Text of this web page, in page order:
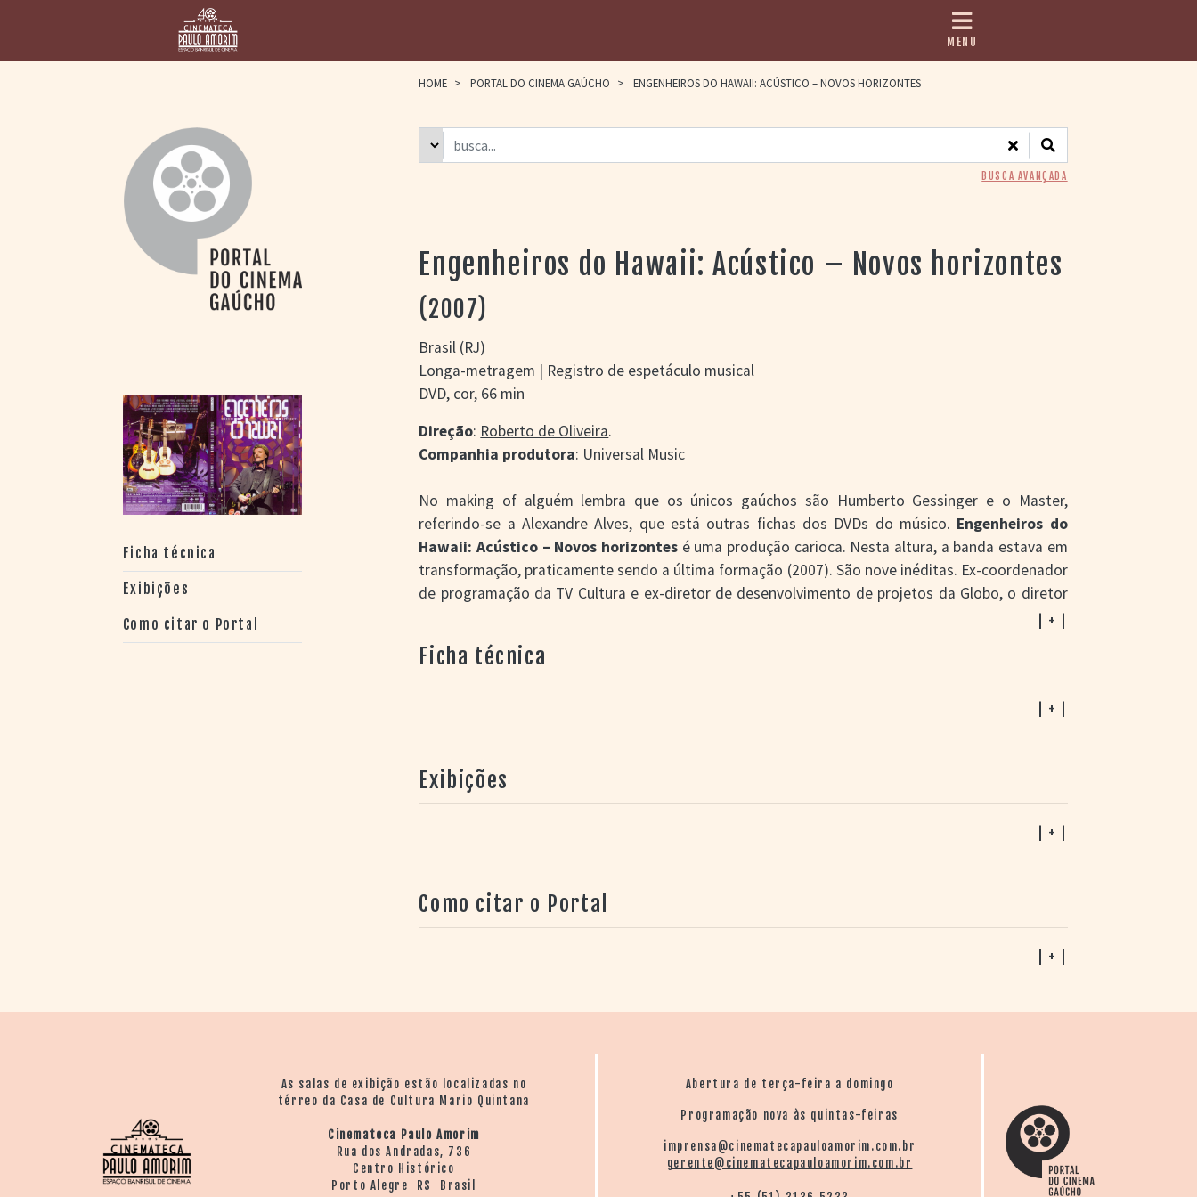
PAULO AMORIM
> HOMENAGEADOS
> ASSOCIAÇÃO DOS
> BIBLIOTECA
ROMEU GRIMALDI
PORTAL DO
CINEMA GAÚCHO
> APRESENTAÇÃO
> BUSCA AVANÇADA
> LISTA DE FILMES
CINEASTAS
> BIBLIOGRAFIAS
CONTATO E
MENU
HOME > PORTAL DO CINEMA GAÚCHO > ENGENHEIROS DO HAWAII: ACÚSTICO – NOVOS HORIZONTES
Ficha técnica
Exibições
Como citar o Portal
BUSCA AVANÇADA
Engenheiros do Hawaii: Acústico – Novos horizontes
(2007)
Brasil (RJ)
Longa-metragem | Registro de espetáculo musical
DVD, cor, 66 min
Direção: Roberto de Oliveira.
Companhia produtora: Universal Music
No making of alguém lembra que os únicos gaúchos são Humberto Gessinger e o Master,
referindo-se a Alexandre Alves, que está outras fichas dos DVDs do músico. Engenheiros do
Hawaii: Acústico – Novos horizontes é uma produção carioca. Nesta altura, a banda estava em
transformação, praticamente sendo a última formação (2007). São nove inéditas. Ex-coordenador
de programação da TV Cultura e ex-diretor de desenvolvimento de projetos da Globo, o diretor
Roberto de Oliveira também foi superintendente (1992-1995) e vice-presidente (2000) da
Bandeirantes. Ele é responsável por vários especiais para a TV nos anos 1970, registros de Elis
Regina, Tom Jobim ou Milton Nascimento.
| + |
Ficha técnica
| + |
Exibições
| + |
Como citar o Portal
| + |
As salas de exibição estão localizadas no
térreo da Casa de Cultura Mario Quintana
Cinemateca Paulo Amorim
Rua dos Andradas, 736
Centro Histórico
Porto Alegre RS Brasil
Abertura de terça-feira a domingo
Programação nova às quintas-feiras
imprensa@cinematecapauloamorim.com.br
gerente@cinematecapauloamorim.com.br